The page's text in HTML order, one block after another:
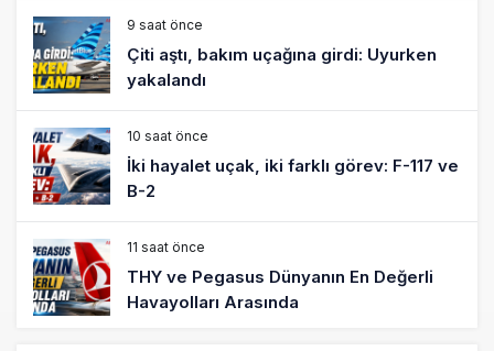
9 saat önce
Çiti aştı, bakım uçağına girdi: Uyurken
yakalandı
10 saat önce
İki hayalet uçak, iki farklı görev: F-117 ve
B-2
11 saat önce
THY ve Pegasus Dünyanın En Değerli
Havayolları Arasında